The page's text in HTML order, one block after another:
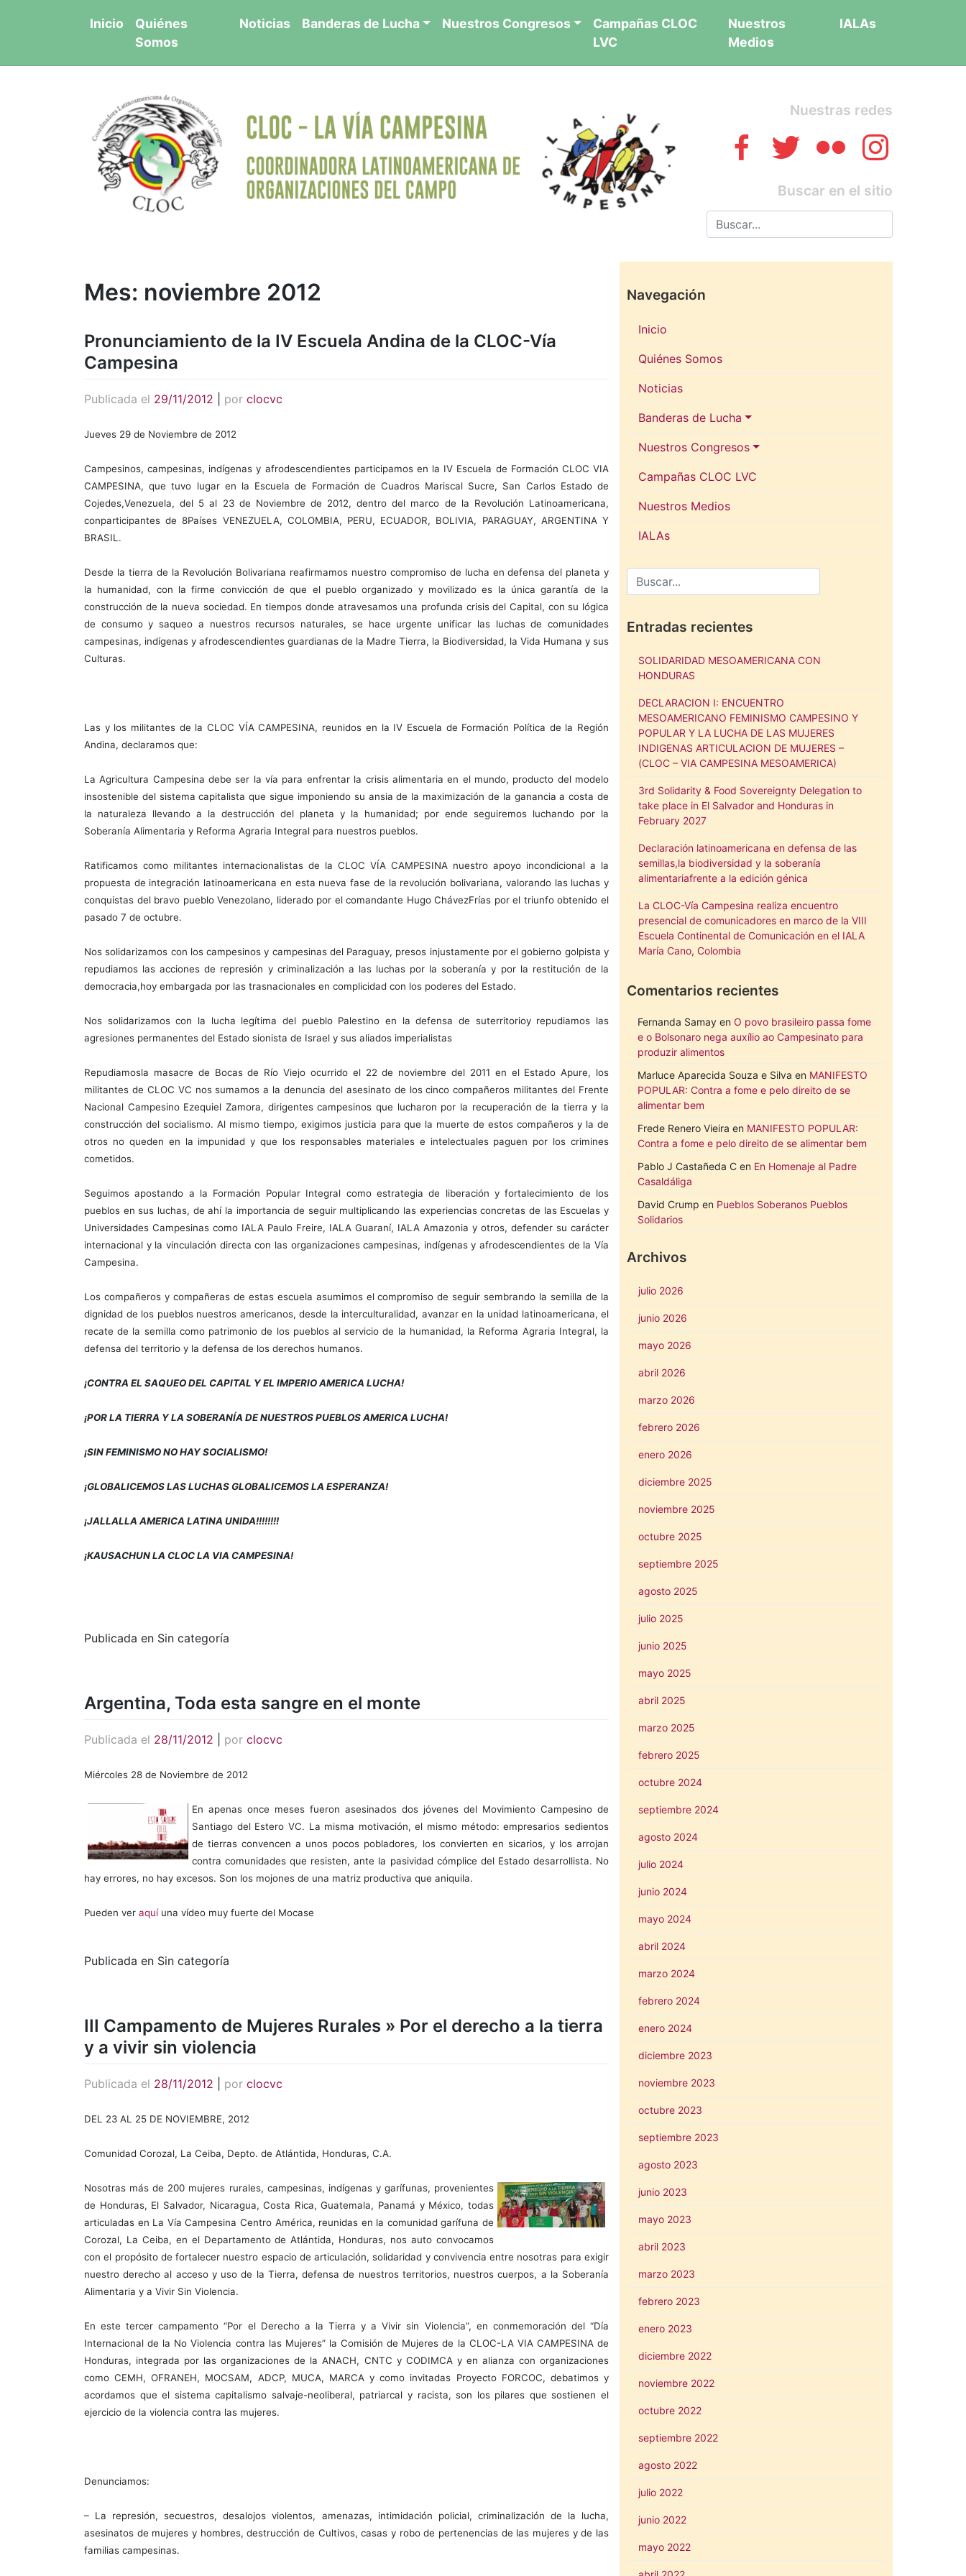
Inicio
Quiénes
Somos
Noticias Banderas de Lucha Nuestros Congresos
Campañas CLOC
LVC
Nuestros
Medios
IALAs
Nuestras redes
Buscar en el sitio
Mes: noviembre 2012
Pronunciamiento de la IV Escuela Andina de la CLOC-Vía
Campesina
Publicada el 29/11/2012 por clocvc
Jueves 29 de Noviembre de 2012
Campesinos, campesinas, indígenas y afrodescendientes participamos en la IV Escuela de Formación CLOC VIA
CAMPESINA, que tuvo lugar en la Escuela de Formación de Cuadros Mariscal Sucre, San Carlos Estado de
Cojedes,Venezuela, del 5 al 23 de Noviembre de 2012, dentro del marco de la Revolución Latinoamericana,
conparticipantes de 8Países VENEZUELA, COLOMBIA, PERU, ECUADOR, BOLIVIA, PARAGUAY, ARGENTINA Y
BRASIL.
Desde la tierra de la Revolución Bolivariana reafirmamos nuestro compromiso de lucha en defensa del planeta y
la humanidad, con la firme convicción de que el pueblo organizado y movilizado es la única garantía de la
construcción de la nueva sociedad. En tiempos donde atravesamos una profunda crisis del Capital, con su lógica
de consumo y saqueo a nuestros recursos naturales, se hace urgente unificar las luchas de comunidades
campesinas, indígenas y afrodescendientes guardianas de la Madre Tierra, la Biodiversidad, la Vida Humana y sus
Culturas.
Las y los militantes de la CLOC VÍA CAMPESINA, reunidos en la IV Escuela de Formación Política de la Región
Andina, declaramos que:
La Agricultura Campesina debe ser la vía para enfrentar la crisis alimentaria en el mundo, producto del modelo
insostenible del sistema capitalista que sigue imponiendo su ansia de la maximización de la ganancia a costa de
la naturaleza llevando a la destrucción del planeta y la humanidad; por ende seguiremos luchando por la
Soberanía Alimentaria y Reforma Agraria Integral para nuestros pueblos.
Ratificamos como militantes internacionalistas de la CLOC VÍA CAMPESINA nuestro apoyo incondicional a la
propuesta de integración latinoamericana en esta nueva fase de la revolución bolivariana, valorando las luchas y
conquistas del bravo pueblo Venezolano, liderado por el comandante Hugo ChávezFrías por el triunfo obtenido el
pasado 7 de octubre.
Nos solidarizamos con los campesinos y campesinas del Paraguay, presos injustamente por el gobierno golpista y
repudiamos las acciones de represión y criminalización a las luchas por la soberanía y por la restitución de la
democracia,hoy embargada por las trasnacionales en complicidad con los poderes del Estado.
Nos solidarizamos con la lucha legítima del pueblo Palestino en la defensa de suterritorioy repudiamos las
agresiones permanentes del Estado sionista de Israel y sus aliados imperialistas
Repudiamosla masacre de Bocas de Río Viejo ocurrido el 22 de noviembre del 2011 en el Estado Apure, los
militantes de CLOC VC nos sumamos a la denuncia del asesinato de los cinco compañeros militantes del Frente
Nacional Campesino Ezequiel Zamora, dirigentes campesinos que lucharon por la recuperación de la tierra y la
construcción del socialismo. Al mismo tiempo, exigimos justicia para que la muerte de estos compañeros y la de
otros no queden en la impunidad y que los responsables materiales e intelectuales paguen por los crimines
cometidos.
Seguimos apostando a la Formación Popular Integral como estrategia de liberación y fortalecimiento de los
pueblos en sus luchas, de ahí la importancia de seguir multiplicando las experiencias concretas de las Escuelas y
Universidades Campesinas como IALA Paulo Freire, IALA Guaraní, IALA Amazonia y otros, defender su carácter
internacional y la vinculación directa con las organizaciones campesinas, indígenas y afrodescendientes de la Vía
Campesina.
Los compañeros y compañeras de estas escuela asumimos el compromiso de seguir sembrando la semilla de la
dignidad de los pueblos nuestros americanos, desde la interculturalidad, avanzar en la unidad latinoamericana, el
recate de la semilla como patrimonio de los pueblos al servicio de la humanidad, la Reforma Agraria Integral, la
defensa del territorio y la defensa de los derechos humanos.
¡CONTRA EL SAQUEO DEL CAPITAL Y EL IMPERIO AMERICA LUCHA!
¡POR LA TIERRA Y LA SOBERANÍA DE NUESTROS PUEBLOS AMERICA LUCHA!
¡SIN FEMINISMO NO HAY SOCIALISMO!
¡GLOBALICEMOS LAS LUCHAS GLOBALICEMOS LA ESPERANZA!
¡JALLALLA AMERICA LATINA UNIDA!!!!!!!!
¡KAUSACHUN LA CLOC LA VIA CAMPESINA!
Publicada en Sin categoría
Argentina, Toda esta sangre en el monte
Publicada el 28/11/2012 por clocvc
Miércoles 28 de Noviembre de 2012
En apenas once meses fueron asesinados dos jóvenes del Movimiento Campesino de
Santiago del Estero VC. La misma motivación, el mismo método: empresarios sedientos
de tierras convencen a unos pocos pobladores, los convierten en sicarios, y los arrojan
contra comunidades que resisten, ante la pasividad cómplice del Estado desarrollista. No
hay errores, no hay excesos. Son los mojones de una matriz productiva que aniquila.
Pueden ver aquí una vídeo muy fuerte del Mocase
Publicada en Sin categoría
III Campamento de Mujeres Rurales » Por el derecho a la tierra
y a vivir sin violencia
Publicada el 28/11/2012 por clocvc
DEL 23 AL 25 DE NOVIEMBRE, 2012
Comunidad Corozal, La Ceiba, Depto. de Atlántida, Honduras, C.A.
Nosotras más de 200 mujeres rurales, campesinas, indígenas y garífunas, provenientes
de Honduras, El Salvador, Nicaragua, Costa Rica, Guatemala, Panamá y México, todas
articuladas en La Vía Campesina Centro América, reunidas en la comunidad garífuna de
Corozal, La Ceiba, en el Departamento de Atlántida, Honduras, nos auto convocamos
con el propósito de fortalecer nuestro espacio de articulación, solidaridad y convivencia entre nosotras para exigir
nuestro derecho al acceso y uso de la Tierra, defensa de nuestros territorios, nuestros cuerpos, a la Soberanía
Alimentaria y a Vivir Sin Violencia.
En este tercer campamento “Por el Derecho a la Tierra y a Vivir sin Violencia”, en conmemoración del “Día
Internacional de la No Violencia contra las Mujeres” la Comisión de Mujeres de la CLOC-LA VIA CAMPESINA de
Honduras, integrada por las organizaciones de la ANACH, CNTC y CODIMCA y en alianza con organizaciones
como CEMH, OFRANEH, MOCSAM, ADCP, MUCA, MARCA y como invitadas Proyecto FORCOC, debatimos y
acordamos que el sistema capitalismo salvaje-neoliberal, patriarcal y racista, son los pilares que sostienen el
ejercicio de la violencia contra las mujeres.
Denunciamos:
– La represión, secuestros, desalojos violentos, amenazas, intimidación policial, criminalización de la lucha,
asesinatos de mujeres y hombres, destrucción de Cultivos, casas y robo de pertenencias de las mujeres y de las
familias campesinas.
Navegación
Inicio
Quiénes Somos
Noticias
Banderas de Lucha
Nuestros Congresos
Campañas CLOC LVC
Nuestros Medios
IALAs
Entradas recientes
SOLIDARIDAD MESOAMERICANA CON
HONDURAS
DECLARACION I: ENCUENTRO
MESOAMERICANO FEMINISMO CAMPESINO Y
POPULAR Y LA LUCHA DE LAS MUJERES
INDIGENAS ARTICULACION DE MUJERES –
(CLOC – VIA CAMPESINA MESOAMERICA)
3rd Solidarity & Food Sovereignty Delegation to
take place in El Salvador and Honduras in
February 2027
Declaración latinoamericana en defensa de las
semillas,la biodiversidad y la soberanía
alimentariafrente a la edición génica
La CLOC-Vía Campesina realiza encuentro
presencial de comunicadores en marco de la VIII
Escuela Continental de Comunicación en el IALA
María Cano, Colombia
Comentarios recientes
Fernanda Samay en O povo brasileiro passa fome
e o Bolsonaro nega auxílio ao Campesinato para
produzir alimentos
Marluce Aparecida Souza e Silva en MANIFESTO
POPULAR: Contra a fome e pelo direito de se
alimentar bem
Frede Renero Vieira en MANIFESTO POPULAR:
Contra a fome e pelo direito de se alimentar bem
Pablo J Castañeda C en En Homenaje al Padre
Casaldáliga
David Crump en Pueblos Soberanos Pueblos
Solidarios
Archivos
julio 2026
junio 2026
mayo 2026
abril 2026
marzo 2026
febrero 2026
enero 2026
diciembre 2025
noviembre 2025
octubre 2025
septiembre 2025
agosto 2025
julio 2025
junio 2025
mayo 2025
abril 2025
marzo 2025
febrero 2025
octubre 2024
septiembre 2024
agosto 2024
julio 2024
junio 2024
mayo 2024
abril 2024
marzo 2024
febrero 2024
enero 2024
diciembre 2023
noviembre 2023
octubre 2023
septiembre 2023
agosto 2023
junio 2023
mayo 2023
abril 2023
marzo 2023
febrero 2023
enero 2023
diciembre 2022
noviembre 2022
octubre 2022
septiembre 2022
agosto 2022
julio 2022
junio 2022
mayo 2022